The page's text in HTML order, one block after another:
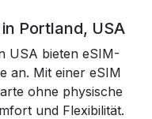
Portland, USA
USA bieten eSIM-
an. Mit einer eSIM
ohne physische
und Flexibilität.